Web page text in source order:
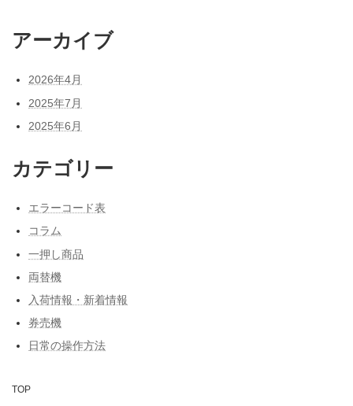
アーカイブ
2026年4月
2025年7月
2025年6月
カテゴリー
エラーコード表
コラム
一押し商品
両替機
入荷情報・新着情報
券売機
日常の操作方法
TOP